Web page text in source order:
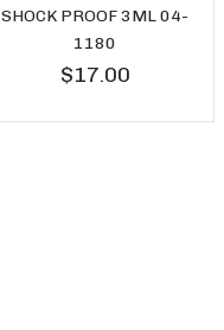
SHOCK PROOF 3ML 04-
1180
$17.00